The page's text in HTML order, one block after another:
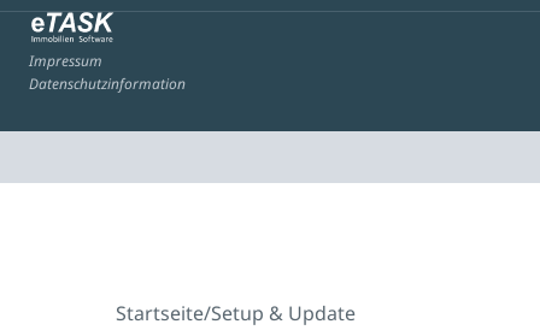
Impressum
Datenschutzinformation
Startseite/Setup & Update